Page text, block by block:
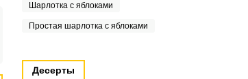
Шарлотка с яблоками
Простая шарлотка с яблоками
Десерты